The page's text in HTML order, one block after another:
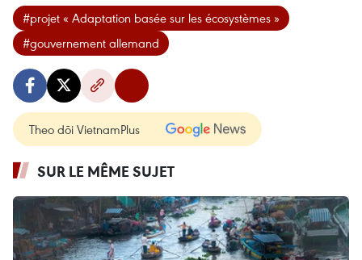
#projet « Adaptation basée sur les écosystèmes »
#gouvernement allemand
Theo dõi VietnamPlus
SUR LE MÊME SUJET